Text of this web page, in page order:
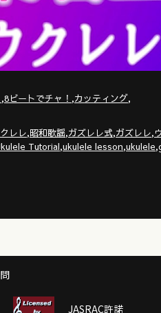
,8ビートでチャ！ ,カッティング,
レレ,昭和歌謡,ガズレレ式,ガズレレ,
Tutorial,ukulele lesson,ukulele,
JASRAC許諾